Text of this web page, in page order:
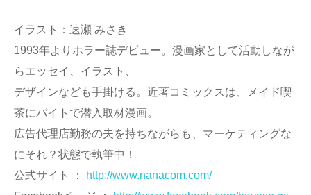
イラスト：速瀬 みさき
1993年よりホラー誌デビュー。漫画家として活動しなが
らエッセイ、イラスト、
デザインなども手掛ける。近著コミックスは、メイド喫
茶にバイトで潜入取材漫画。
広告代理店勤務の夫を持ちながらも、マーケティングな
にそれ？状態で執筆中！
公式サイト ：
http://www.nanacom.com/